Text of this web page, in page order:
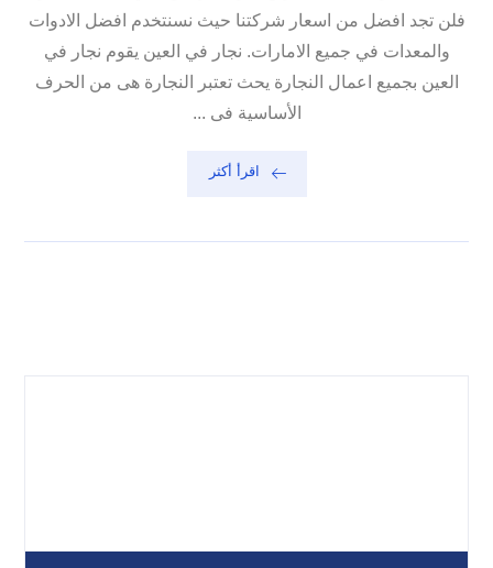
فلن تجد افضل من اسعار شركتنا حيث نسنتخدم افضل الادوات
والمعدات في جميع الامارات. نجار في العين يقوم نجار في
العين بجميع اعمال النجارة يحث تعتبر النجارة هى من الحرف
الأساسية فى ...
اقرأ أكثر